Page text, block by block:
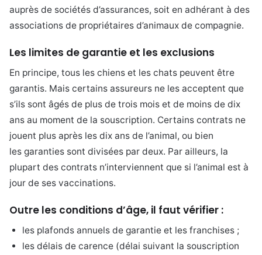
auprès de sociétés d’assurances, soit en adhérant à des
associations de propriétaires d’animaux de compagnie.
Les limites de garantie et les exclusions
En principe, tous les chiens et les chats peuvent être
garantis. Mais certains assureurs ne les acceptent que
s’ils sont âgés de plus de trois mois et de moins de dix
ans au moment de la souscription. Certains contrats ne
jouent plus après les dix ans de l’animal, ou bien
les garanties sont divisées par deux. Par ailleurs, la
plupart des contrats n’interviennent que si l’animal est à
jour de ses vaccinations.
Outre les conditions d’âge, il faut vérifier :
les plafonds annuels de garantie et les franchises ;
les délais de carence (délai suivant la souscription